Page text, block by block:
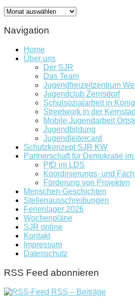
Archiv
Navigation
Home
Über uns
Der SJR
Das Team
Jugendfreizeitzentrum
Jugendclub Zernsdorf
Schulsozialarbeit in
Streetwork in der
Mobile Jugendarbeit
Jugendbildung
Jugendleitercard
Schutzkonzept SJR KW
Partnerschaft für Demokratie
PfD im LDS
Koordinierungs- und
Förderung von Projekten
Menschen-Geschichten
Stellenausschreibungen
Ferienlager 2026
Wochenpläne
SJR online
Kontakt
Impressum
Datenschutz
RSS Feed abonnieren
RSS – Beiträge